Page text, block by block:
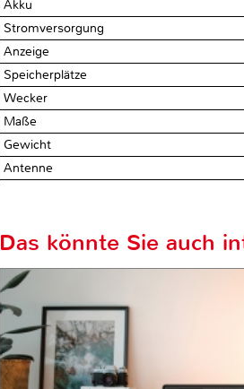
Akku
Stromversorgung
Anzeige
Speicherplätze
Wecker
Maße
Gewicht
Antenne
Das könnte Sie auch